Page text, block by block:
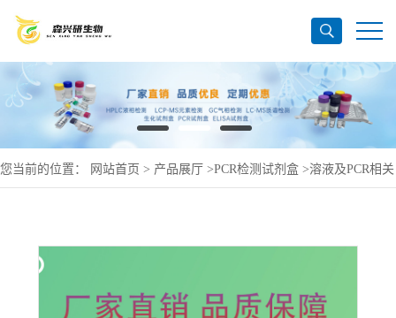
您当前的位置： 网站首页 > 产品展厅 >PCR检测试剂盒 >溶液及PCR相关